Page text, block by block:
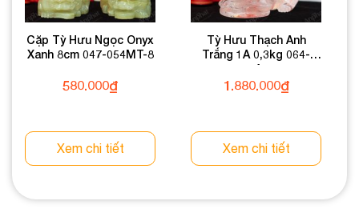
Cặp Tỳ Hưu Ngọc Onyx
Xanh 8cm 047-054MT-8
580.000₫
Xem chi tiết
Tỳ Hưu Thạch Anh
Trắng 1A 0,3kg 064-
0891A-0,3
1.880.000₫
Xem chi tiết